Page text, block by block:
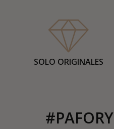
SOLO ORIGINALES